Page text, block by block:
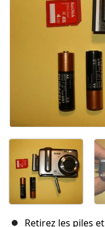
Retirez les piles